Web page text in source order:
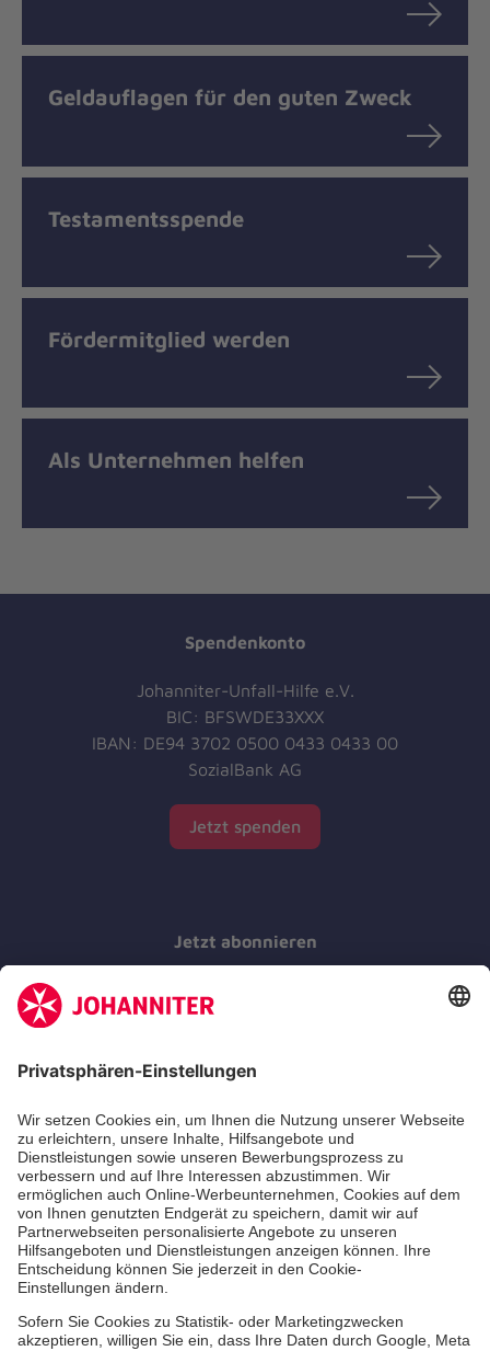
Geldauflagen für den guten Zweck
Testamentsspende
Fördermitglied werden
Als Unternehmen helfen
Spendenkonto
Johanniter-Unfall-Hilfe e.V.
BIC: BFSWDE33XXX
IBAN: DE94 3702 0500 0433 0433 00
SozialBank AG
Jetzt spenden
Jetzt abonnieren
Abständen über unsere Arbeit.
Jetzt abonnieren
Zertifizierung der Johanniter-Unfall-Hilfe e.V.
Über uns